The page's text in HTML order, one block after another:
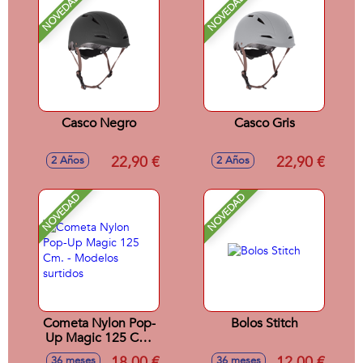
NOVEDAD
Casco Negro
2 Años 22,90 €
NOVEDAD
Casco Gris
2 Años 22,90 €
NOVEDAD
Cometa Nylon Pop-
Up Magic 125 Cm.
- Modelos surtidos
NOVEDAD
Bolos Stitch